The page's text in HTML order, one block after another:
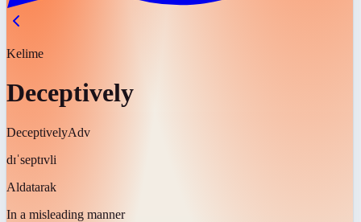
Kelime
Deceptively
DeceptivelyAdv
dɪˈseptɪvli
Aldatarak
In a misleading manner